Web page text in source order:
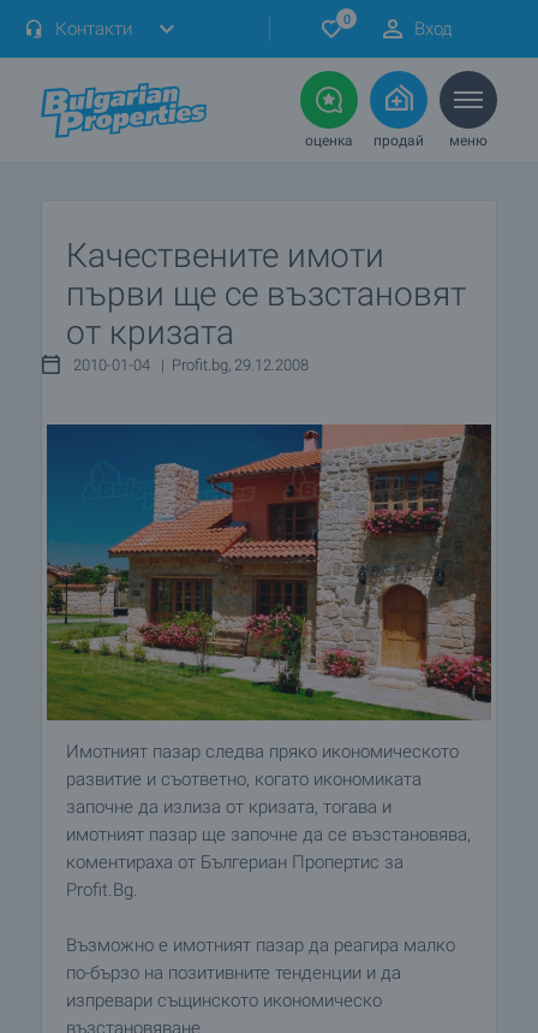
Контакти 0 Вход
оценка продай меню
Качествените имоти
първи ще се възстановят
от кризата
2010-01-04 | Profit.bg, 29.12.2008
Имотният пазар следва пряко икономическото
развитие и съответно, когато икономиката
започне да излиза от кризата, тогава и
имотният пазар ще започне да се възстановява,
коментираха от Бългериан Пропертис за
Profit.Bg.
Възможно е имотният пазар да реагира малко
по-бързо на позитивните тенденции и да
изпревари същинското икономическо
възстановяване.